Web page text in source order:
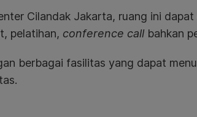
Cilandak Jakarta, ruang ini
pelatihan, conference call bahkan
berbagai fasilitas yang dapat